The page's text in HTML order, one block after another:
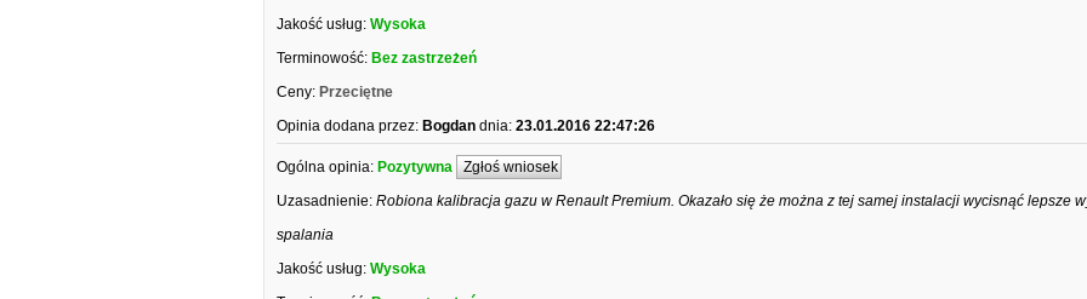
Jakość usług: Wysoka
Terminowość: Bez zastrzeżeń
Ceny: Przeciętne
Opinia dodana przez: Bogdan dnia: 23.01.2016 22:47:26
Ogólna opinia: Pozytywna Zgłoś wniosek
Uzasadnienie: Robiona kalibracja gazu w Renault Premium. Okazało się że można z tej samej instalacji wycisnąć lepsze
spalania
Jakość usług: Wysoka